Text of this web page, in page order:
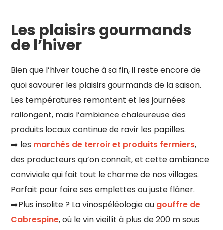
Les plaisirs gourmands
de l’hiver
Bien que l’hiver touche à sa fin, il reste encore de
quoi savourer les plaisirs gourmands de la saison.
Les températures remontent et les journées
rallongent, mais l’ambiance chaleureuse des
produits locaux continue de ravir les papilles.
➡️ les marchés de terroir et produits fermiers,
des producteurs qu’on connaît, et cette ambiance
conviviale qui fait tout le charme de nos villages.
Parfait pour faire ses emplettes ou juste flâner.
➡️Plus insolite ? La vinospéléologie au gouffre de
Cabrespine, où le vin vieillit à plus de 200 m sous